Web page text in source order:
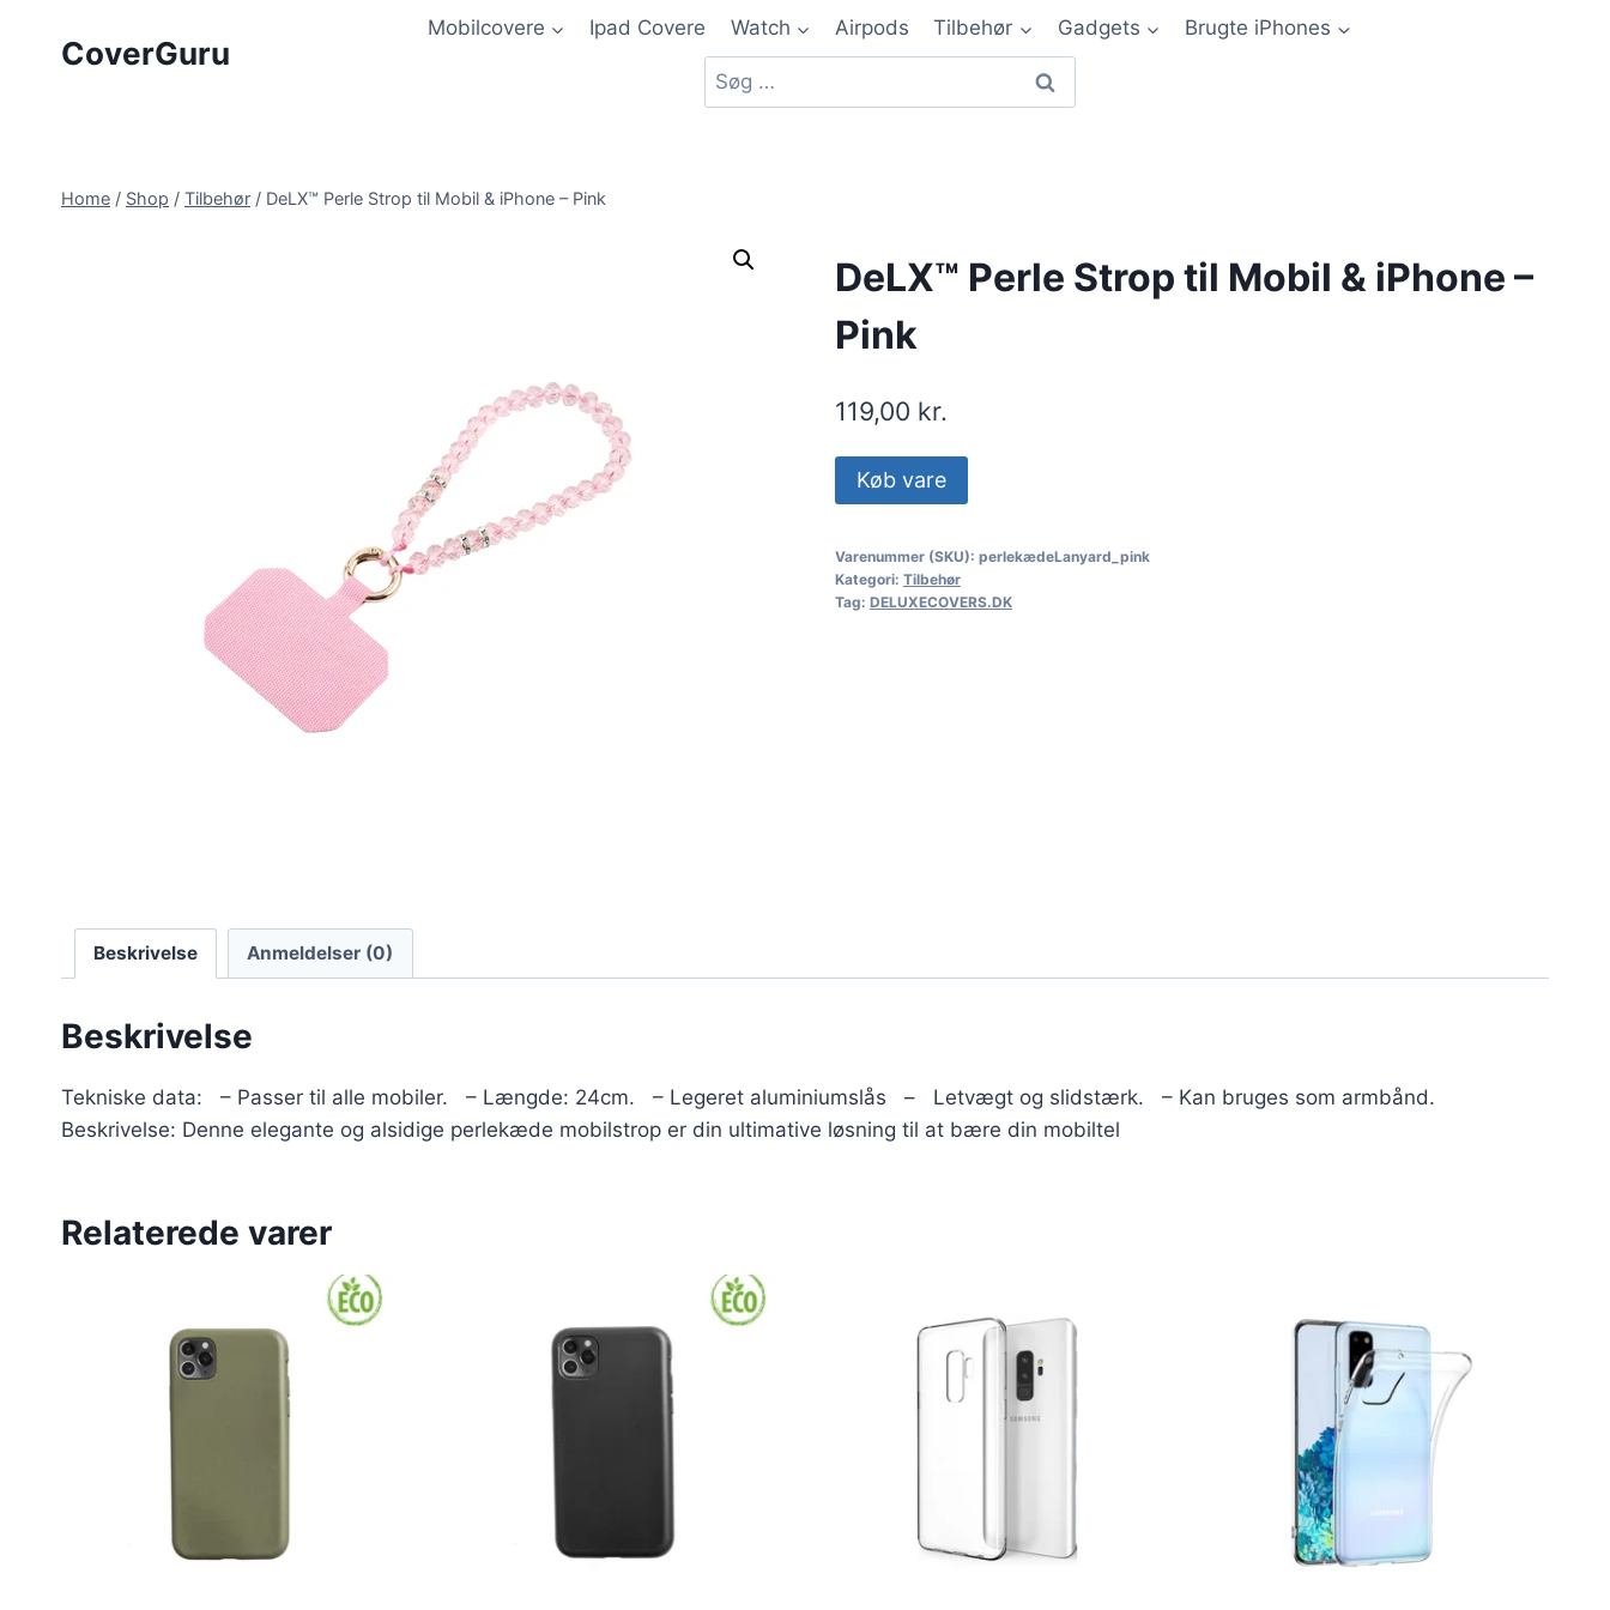
CoverGuru
Mobilcovere Ipad Covere Watch Airpods Tilbehør Gadgets Brugte iPhones
Home / Shop / Tilbehør / DeLX™ Perle Strop til Mobil & iPhone – Pink
DeLX™ Perle Strop til Mobil & iPhone –
Pink
119,00 kr.
Køb vare
Varenummer (SKU): perlekædeLanyard_pink
Kategori: Tilbehør
Tag: DELUXECOVERS.DK
Beskrivelse Anmeldelser (0)
Beskrivelse
Tekniske data: – Passer til alle mobiler. – Længde: 24cm. – Legeret aluminiumslås – Letvægt og slidstærk. – Kan bruges som armbånd.
Beskrivelse: Denne elegante og alsidige perlekæde mobilstrop er din ultimative løsning til at bære din mobiltel
Relaterede varer